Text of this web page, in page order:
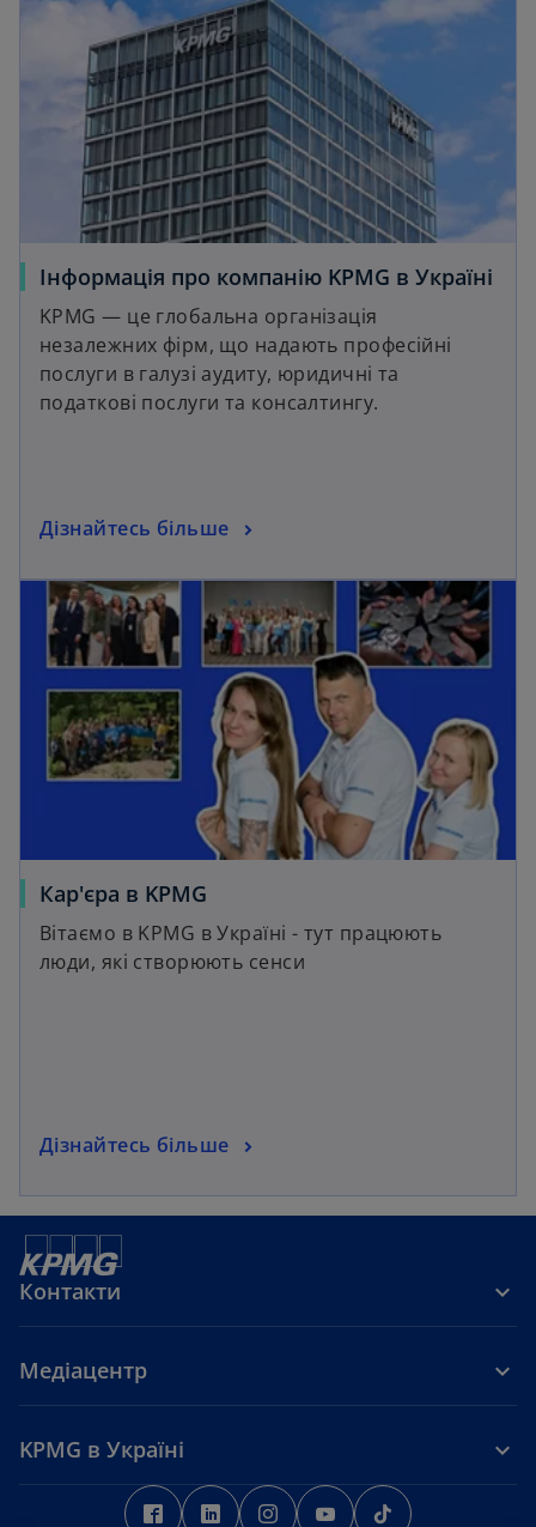
Інформація про компанію KPMG в Україні
KPMG — це глобальна організація
незалежних фірм, що надають професійні
послуги в галузі аудиту, юридичні та
податкові послуги та консалтингу.
Дізнайтесь більше
Кар'єра в KPMG
Вітаємо в KPMG в Україні - тут працюють
люди, які створюють сенси
Дізнайтесь більше
Контакти
Медіацентр
KPMG в Україні
o
o
o
o